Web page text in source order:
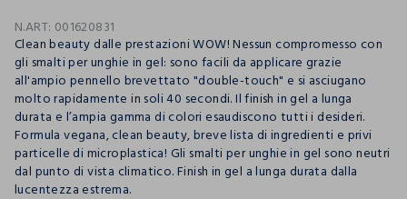
N.ART: 001620831
Clean beauty dalle prestazioni WOW! Nessun compromesso con
gli smalti per unghie in gel: sono facili da applicare grazie
all'ampio pennello brevettato "double-touch" e si asciugano
molto rapidamente in soli 40 secondi. Il finish in gel a lunga
durata e l’ampia gamma di colori esaudiscono tutti i desideri.
Formula vegana, clean beauty, breve lista di ingredienti e privi
particelle di microplastica! Gli smalti per unghie in gel sono neutri
dal punto di vista climatico. Finish in gel a lunga durata dalla
lucentezza estrema.